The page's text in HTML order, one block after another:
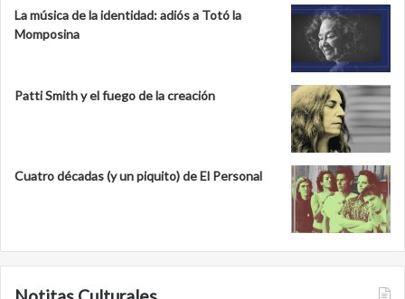
La música de la identidad: adiós a Totó la
Momposina
Patti Smith y el fuego de la creación
Cuatro décadas (y un piquito) de El Personal